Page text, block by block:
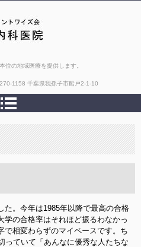
位の地域医療を提供します。
1158 千葉県我孫子市船戸2-1-10
た。今年は1985年以降で最高の合格
の合格率はそれほど振るわなかっ
で相変わらずのマイペースです。ち
っていて「あんなに優秀な人たちな